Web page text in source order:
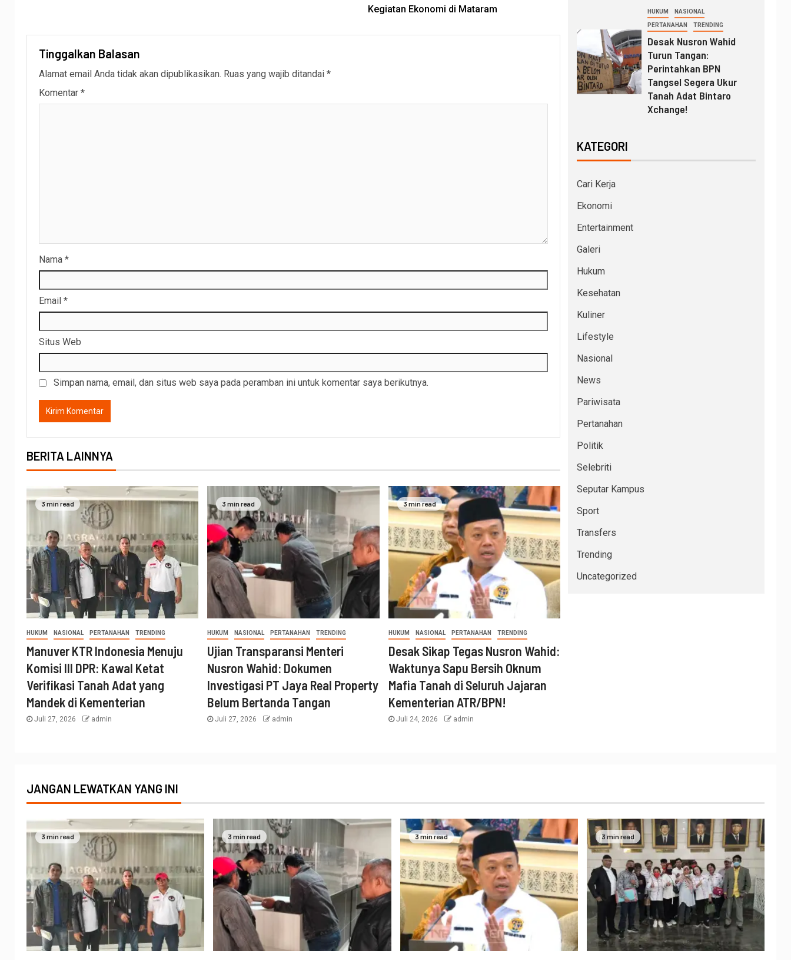
Kegiatan Ekonomi di Mataram
Tinggalkan Balasan
Alamat email Anda tidak akan dipublikasikan. Ruas yang wajib ditandai *
Komentar *
Nama *
Email *
Situs Web
Simpan nama, email, dan situs web saya pada peramban ini untuk komentar saya berikutnya.
BERITA LAINNYA
3 min read
HUKUM NASIONAL PERTANAHAN TRENDING
Manuver KTR Indonesia Menuju
Komisi III DPR: Kawal Ketat
Verifikasi Tanah Adat yang
Mandek di Kementerian
Juli 27, 2026 admin
3 min read
HUKUM NASIONAL PERTANAHAN TRENDING
Ujian Transparansi Menteri
Nusron Wahid: Dokumen
Investigasi PT Jaya Real Property
Belum Bertanda Tangan
Juli 27, 2026 admin
3 min read
HUKUM NASIONAL PERTANAHAN TRENDING
Desak Sikap Tegas Nusron Wahid:
Waktunya Sapu Bersih Oknum
Mafia Tanah di Seluruh Jajaran
Kementerian ATR/BPN!
Juli 24, 2026 admin
HUKUM NASIONAL
PERTANAHAN TRENDING
Desak Nusron Wahid
Turun Tangan:
Perintahkan BPN
Tangsel Segera Ukur
Tanah Adat Bintaro
Xchange!
KATEGORI
Cari Kerja
Ekonomi
Entertainment
Galeri
Hukum
Kesehatan
Kuliner
Lifestyle
Nasional
News
Pariwisata
Pertanahan
Politik
Selebriti
Seputar Kampus
Sport
Transfers
Trending
Uncategorized
JANGAN LEWATKAN YANG INI
3 min read 3 min read 3 min read 3 min read